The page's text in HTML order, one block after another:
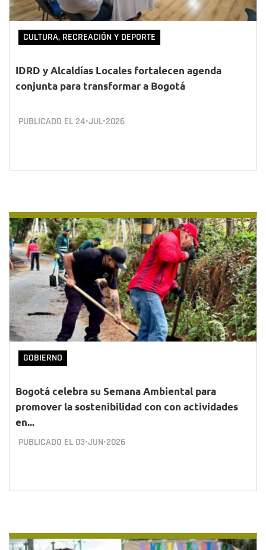
CULTURA, RECREACIÓN Y DEPORTE
IDRD y Alcaldías Locales fortalecen agenda
conjunta para transformar a Bogotá
PUBLICADO EL 24•JUL•2026
GOBIERNO
Bogotá celebra su Semana Ambiental para
promover la sostenibilidad con con actividades
en...
PUBLICADO EL 03•JUN•2026